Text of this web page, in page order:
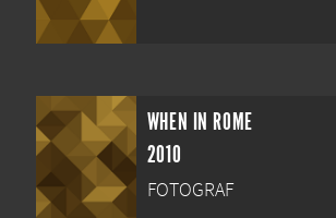
WHEN IN ROME
2010
FOTOGRAF